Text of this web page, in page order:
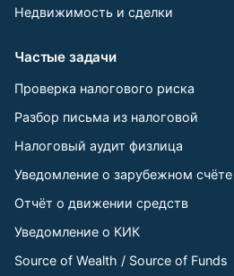
Недвижимость и сделки
Частые задачи
Проверка налогового риска
Разбор письма из налоговой
Налоговый аудит физлица
Уведомление о зарубежном счёте
Отчёт о движении средств
Уведомление о КИК
Source of Wealth / Source of Funds